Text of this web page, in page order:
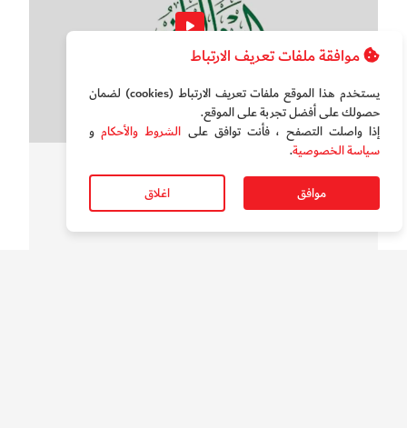
سوالف الدار
بالفيديو.. قصائد وطنية في عيد الاتحاد ال54
موافقة ملفات تعريف الارتباط
يستخدم هذا الموقع ملفات تعريف الارتباط (cookies) لضمان
حصولك على أفضل تجربة على الموقع‏.
إذا واصلت التصفح ، فأنت توافق على الشروط والأحكامو
سياسة الخصوصية.
موافق اغلاق